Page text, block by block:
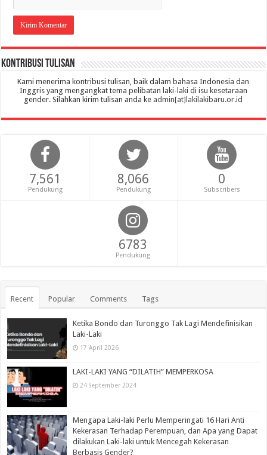
Kontribusi Tulisan
Kami menerima kontribusi tulisan, baik dalam bahasa Indonesia dan
Inggris yang mengangkat tema pelibatan laki-laki di isu kesetaraan
gender. Silahkan kirim tulisan anda ke admin[at]lakilakibaru.or.id
7,561
Pendukung
8,066
Pendukung
0
Subscribers
6783
Pendukung
Recent Popular Comments Tags
Ketika Bondo dan Turonggo Tak Lagi Mendefinisikan
Laki-Laki
17 April 2026
LAKI-LAKI YANG “DILATIH” MEMPERKOSA
24 September 2024
Mengapa Laki-laki Perlu Memperingati 16 Hari Anti
Kekerasan Terhadap Perempuan, dan Apa yang Dapat
dilakukan Laki-laki untuk Mencegah Kekerasan
Berbasis Gender?